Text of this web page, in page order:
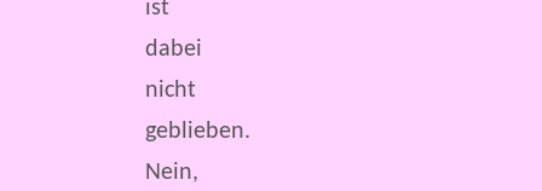
ist
dabei
nicht
geblieben.
Nein,